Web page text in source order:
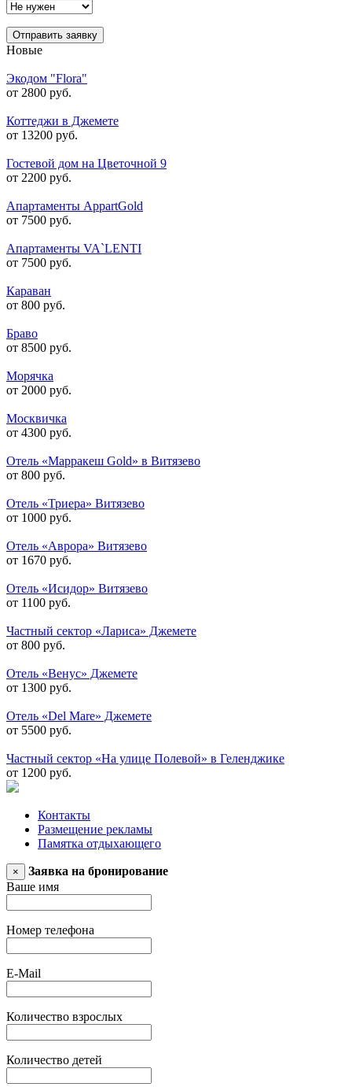
Отправить заявку
Новые
Экодом "Flora"
от 2800 руб.
Коттеджи в Джемете
от 13200 руб.
Гостевой дом на Цветочной 9
от 2200 руб.
Апартаменты AppartGold
от 7500 руб.
Апартаменты VA`LENTI
от 7500 руб.
Караван
от 800 руб.
Браво
от 8500 руб.
Морячка
от 2000 руб.
Москвичка
от 4300 руб.
Отель «Марракеш Gold» в Витязево
от 800 руб.
Отель «Триера» Витязево
от 1000 руб.
Отель «Аврора» Витязево
от 1670 руб.
Отель «Исидор» Витязево
от 1100 руб.
Частный сектор «Лариса» Джемете
от 800 руб.
Отель «Венус» Джемете
от 1300 руб.
Отель «Del Mare» Джемете
от 5500 руб.
Частный сектор «На улице Полевой» в Геленджике
от 1200 руб.
Контакты
Размещение рекламы
Памятка отдыхающего
×
Заявка на бронирование
Ваше имя
Номер телефона
E-Mail
Количество взрослых
Количество детей